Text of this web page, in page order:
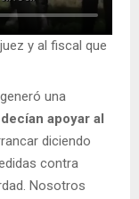
y al fiscal que
una
apoyar al
diciendo
contra
Nosotros